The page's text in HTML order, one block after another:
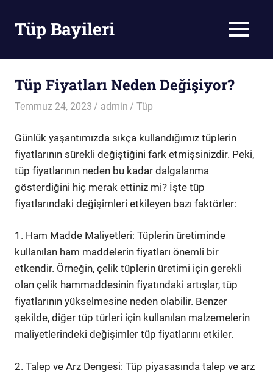
contentTüp Bayileri MENU
Tüp Fiyatları Neden Değişiyor?
Temmuz 24, 2023 admin Tüp
Günlük yaşantımızda sıkça kullandığımız tüplerin
fiyatlarının sürekli değiştiğini fark etmişsinizdir. Peki,
tüp fiyatlarının neden bu kadar dalgalanma
gösterdiğini hiç merak ettiniz mi? İşte tüp
fiyatlarındaki değişimleri etkileyen bazı faktörler:
1. Ham Madde Maliyetleri: Tüplerin üretiminde
kullanılan ham maddelerin fiyatları önemli bir
etkendir. Örneğin, çelik tüplerin üretimi için gerekli
olan çelik hammaddesinin fiyatındaki artışlar, tüp
fiyatlarının yükselmesine neden olabilir. Benzer
şekilde, diğer tüp türleri için kullanılan malzemelerin
maliyetlerindeki değişimler tüp fiyatlarını etkiler.
2. Talep ve Arz Dengesi: Tüp piyasasında talep ve arz